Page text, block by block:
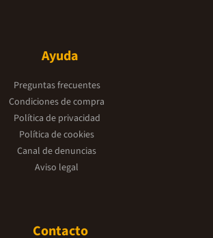
Ayuda
Preguntas frecuentes
Condiciones de compra
Política de privacidad
Política de cookies
Canal de denuncias
Aviso legal
Contacto